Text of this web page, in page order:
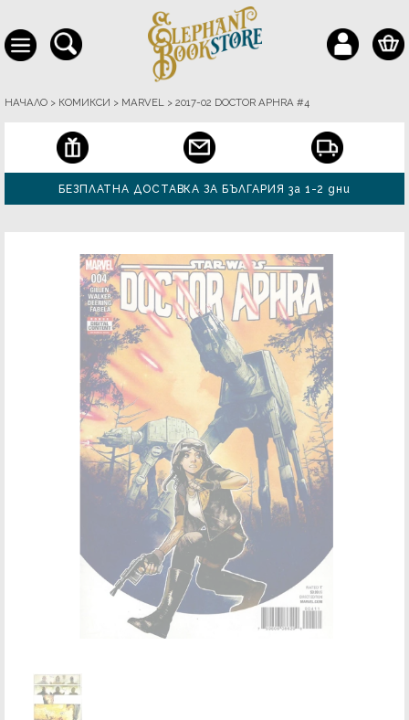
НАЧАЛО > КОМИКСИ > MARVEL > 2017-02 DOCTOR APHRA #4
БЕЗПЛАТНА ДОСТАВКА ЗА БЪЛГАРИЯ за 1-2 дни